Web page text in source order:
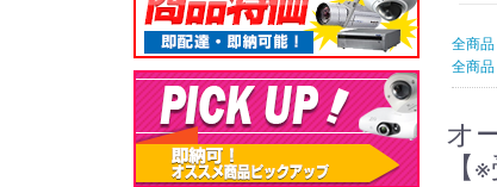
全商品
全商品
オ
【